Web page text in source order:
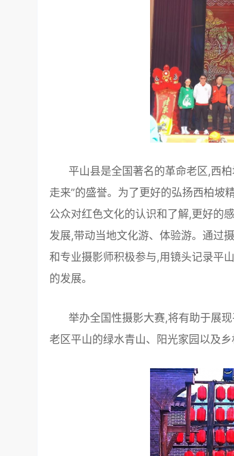
平山县是全国著名的革命老区,西
走来”的盛誉。为了更好的弘扬西柏坡
公众对红色文化的认识和了解,更好的
发展,带动当地文化游、体验游。通过
和专业摄影师积极参与,用镜头记录平
的发展。
举办全国性摄影大赛,将有助于展
老区平山的绿水青山、阳光家园以及